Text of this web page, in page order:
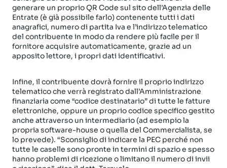
generare un proprio QR Code sul sito dell’Agenzia delle
Entrate (è già possibile farlo) contenente tutti i dati
anagrafici, numero di partita Iva e l’indirizzo telematico
del contribuente in modo da rendere più facile per il
fornitore acquisire automaticamente, grazie ad un
apposito lettore, i propri dati identificativi.
Infine, il contribuente dovrà fornire il proprio indirizzo
telematico che verrà registrato dall’Amministrazione
finanziaria come “codice destinatario” di tutte le fatture
elettroniche, oppure un proprio codice specifico gestito
anche attraverso un intermediario (ad esempio la
propria software-house o quella del Commercialista, se
lo prevede). “Sconsiglio di indicare la PEC perché non
tutte le caselle sono pronte in termini di spazio e spesso
hanno problemi di ricezione o limitano il numero di invii